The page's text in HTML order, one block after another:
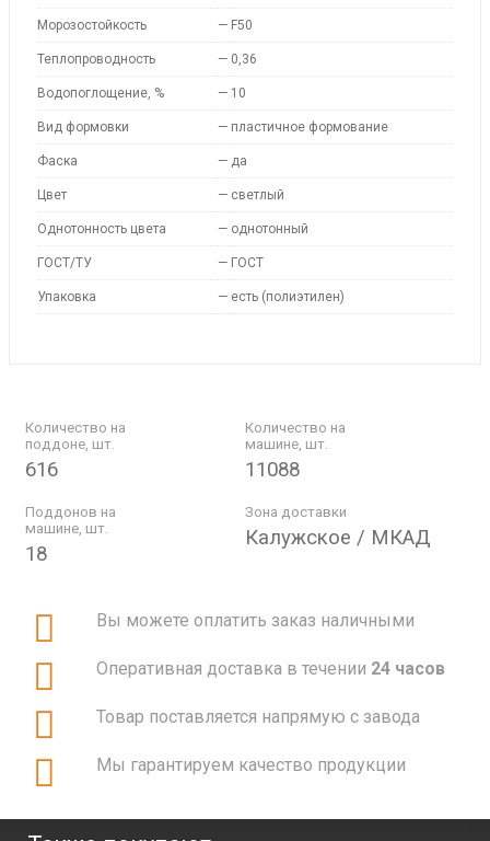
Морозостойкость — F50
Теплопроводность — 0,36
Водопоглощение, % — 10
Вид формовки — пластичное формование
Фаска — да
Цвет — светлый
Однотонность цвета — однотонный
ГОСТ/ТУ — ГОСТ
Упаковка — есть (полиэтилен)
Количество на
поддоне, шт.
616
Количество на
машине, шт.
11088
Поддонов на
машине, шт.
18
Зона доставки
Калужское / МКАД
Вы можете оплатить заказ наличными
Оперативная доставка в течении 24 часов
Товар поставляется напрямую с завода
Мы гарантируем качество продукции